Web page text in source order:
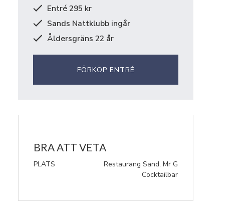
Entré 295 kr
Sands Nattklubb ingår
Åldersgräns 22 år
FÖRKÖP ENTRÉ
BRA ATT VETA
PLATS
Restaurang Sand, Mr G
Cocktailbar